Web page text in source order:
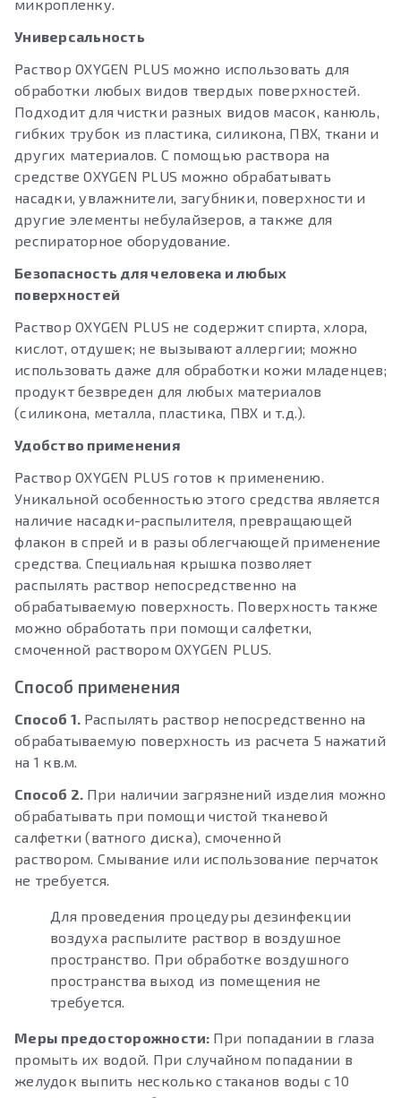
микропленку.
Универсальность
Раствор OXYGEN PLUS можно использовать для
обработки любых видов твердых поверхностей.
Подходит для чистки разных видов масок, канюль,
гибких трубок из пластика, силикона, ПВХ, ткани и
других материалов. С помощью раствора на
средстве OXYGEN PLUS можно обрабатывать
насадки, увлажнители, загубники, поверхности и
другие элементы небулайзеров, а также для
респираторное оборудование.
Безопасность для человека и любых
поверхностей
Раствор OXYGEN PLUS не содержит спирта, хлора,
кислот, отдушек; не вызывают аллергии; можно
использовать даже для обработки кожи младенцев;
продукт безвреден для любых материалов
(силикона, металла, пластика, ПВХ и т.д.).
Удобство применения
Раствор OXYGEN PLUS готов к применению.
Уникальной особенностью этого средства является
наличие насадки-распылителя, превращающей
флакон в спрей и в разы облегчающей применение
средства. Специальная крышка позволяет
распылять раствор непосредственно на
обрабатываемую поверхность. Поверхность также
можно обработать при помощи салфетки,
смоченной раствором OXYGEN PLUS.
Способ применения
Способ 1. Распылять раствор непосредственно на
обрабатываемую поверхность из расчета 5 нажатий
на 1 кв.м.
Способ 2. При наличии загрязнений изделия можно
обрабатывать при помощи чистой тканевой
салфетки (ватного диска), смоченной
раствором. Смывание или использование перчаток
не требуется.
Для проведения процедуры дезинфекции
воздуха распылите раствор в воздушное
пространство. При обработке воздушного
пространства выход из помещения не
требуется.
Меры предосторожности: При попадании в глаза
промыть их водой. При случайном попадании в
желудок выпить несколько стаканов воды с 10